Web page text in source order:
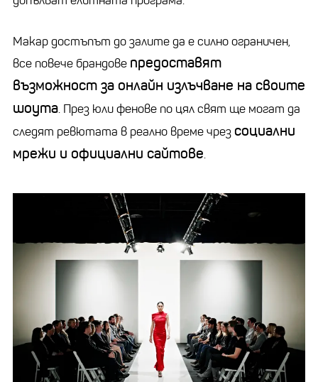
Макар достъпът до залите да е силно ограничен,
все повече брандове предоставят
възможност за онлайн излъчване на своите
шоута. През юли фенове по цял свят ще могат да
следят ревютата в реално време чрезсоциални
мрежи и официални сайтове.